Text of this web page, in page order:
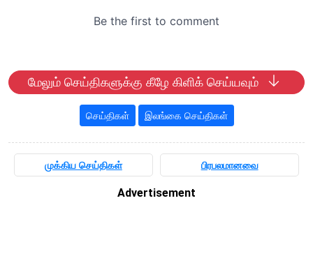
மேலும் செய்திகளுக்கு கீழே கிளிக் செய்யவும்
செய்திகள் இலங்கை செய்திகள்
முக்கிய செய்திகள் பிரபலமானவை
Advertisement